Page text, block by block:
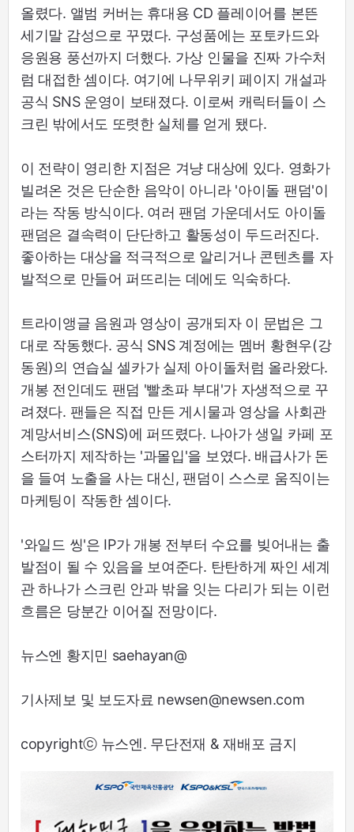
올렸다. 앨범 커버는 휴대용 CD 플레이어를 본뜬
세기말 감성으로 꾸몄다. 구성품에는 포토카드와
응원용 풍선까지 더했다. 가상 인물을 진짜 가수처
럼 대접한 셈이다. 여기에 나무위키 페이지 개설과
공식 SNS 운영이 보태졌다. 이로써 캐릭터들이 스
크린 밖에서도 또렷한 실체를 얻게 됐다.
이 전략이 영리한 지점은 겨냥 대상에 있다. 영화가
빌려온 것은 단순한 음악이 아니라 '아이돌 팬덤'이
라는 작동 방식이다. 여러 팬덤 가운데서도 아이돌
팬덤은 결속력이 단단하고 활동성이 두드러진다.
좋아하는 대상을 적극적으로 알리거나 콘텐츠를 자
발적으로 만들어 퍼뜨리는 데에도 익숙하다.
트라이앵글 음원과 영상이 공개되자 이 문법은 그
대로 작동했다. 공식 SNS 계정에는 멤버 황현우(강
동원)의 연습실 셀카가 실제 아이돌처럼 올라왔다.
개봉 전인데도 팬덤 '빨초파 부대'가 자생적으로 꾸
려졌다. 팬들은 직접 만든 게시물과 영상을 사회관
계망서비스(SNS)에 퍼뜨렸다. 나아가 생일 카페 포
스터까지 제작하는 '과몰입'을 보였다. 배급사가 돈
을 들여 노출을 사는 대신, 팬덤이 스스로 움직이는
마케팅이 작동한 셈이다.
'와일드 씽'은 IP가 개봉 전부터 수요를 빚어내는 출
발점이 될 수 있음을 보여준다. 탄탄하게 짜인 세계
관 하나가 스크린 안과 밖을 잇는 다리가 되는 이런
흐름은 당분간 이어질 전망이다.
뉴스엔 황지민 saehayan@
기사제보 및 보도자료 newsen@newsen.com
copyrightⓒ 뉴스엔. 무단전재 & 재배포 금지